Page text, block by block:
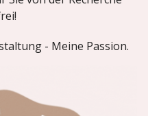
- Meine Passion.